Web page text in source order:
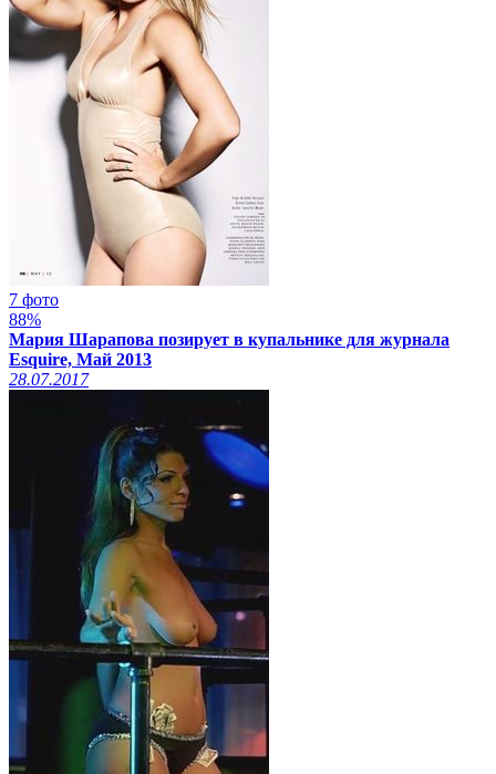
7 фото
88%
Мария Шарапова позирует в купальнике для журнала
Esquire, Май 2013
28.07.2017